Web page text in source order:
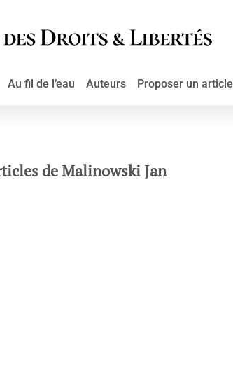
Au fil de l’eau Auteurs Proposer un article
de Malinowski Jan